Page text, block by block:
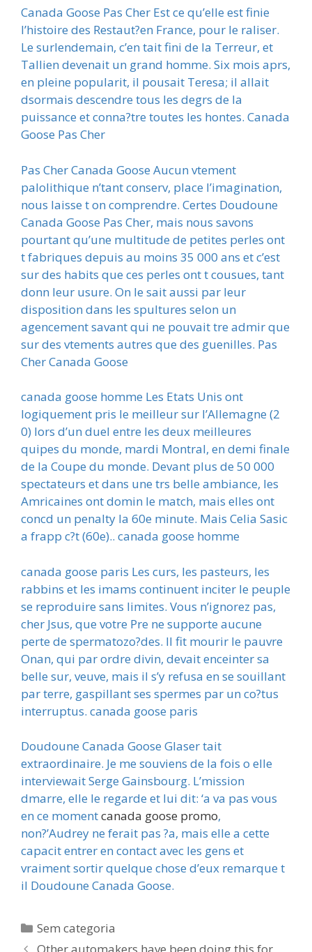
Canada Goose Pas Cher Est ce qu’elle est finie
l’histoire des Restaut?en France, pour le raliser.
Le surlendemain, c’en tait fini de la Terreur, et
Tallien devenait un grand homme. Six mois aprs,
en pleine popularit, il pousait Teresa; il allait
dsormais descendre tous les degrs de la
puissance et conna?tre toutes les hontes. Canada
Goose Pas Cher
Pas Cher Canada Goose Aucun vtement
palolithique n’tant conserv, place l’imagination,
nous laisse t on comprendre. Certes Doudoune
Canada Goose Pas Cher, mais nous savons
pourtant qu’une multitude de petites perles ont
t fabriques depuis au moins 35 000 ans et c’est
sur des habits que ces perles ont t cousues, tant
donn leur usure. On le sait aussi par leur
disposition dans les spultures selon un
agencement savant qui ne pouvait tre admir que
sur des vtements autres que des guenilles. Pas
Cher Canada Goose
canada goose homme Les Etats Unis ont
logiquement pris le meilleur sur l’Allemagne (2
0) lors d’un duel entre les deux meilleures
quipes du monde, mardi Montral, en demi finale
de la Coupe du monde. Devant plus de 50 000
spectateurs et dans une trs belle ambiance, les
Amricaines ont domin le match, mais elles ont
concd un penalty la 60e minute. Mais Celia Sasic
a frapp c?t (60e).. canada goose homme
canada goose paris Les curs, les pasteurs, les
rabbins et les imams continuent inciter le peuple
se reproduire sans limites. Vous n’ignorez pas,
cher Jsus, que votre Pre ne supporte aucune
perte de spermatozo?des. Il fit mourir le pauvre
Onan, qui par ordre divin, devait enceinter sa
belle sur, veuve, mais il s’y refusa en se souillant
par terre, gaspillant ses spermes par un co?tus
interruptus. canada goose paris
Doudoune Canada Goose Glaser tait
extraordinaire. Je me souviens de la fois o elle
interviewait Serge Gainsbourg. L’mission
dmarre, elle le regarde et lui dit: ‘a va pas vous
en ce momentcanada goose promo,
non?’Audrey ne ferait pas ?a, mais elle a cette
capacit entrer en contact avec les gens et
vraiment sortir quelque chose d’eux remarque t
il Doudoune Canada Goose.
Categorias
Sem categoria